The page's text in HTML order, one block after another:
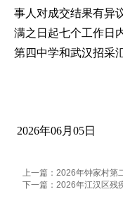
事人对成交结果有异
满之日起七个工作日
第四中学和武汉招采
2026年06月 05日
上一篇：2026年钟家村
下一篇：2026年江汉区残